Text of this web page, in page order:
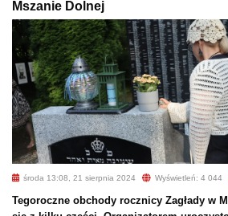
Mszanie Dolnej
środa 13:08, 21 sierpnia 2024 Wyświetleń: 4 044
Tegoroczne obchody rocznicy Zagłady w